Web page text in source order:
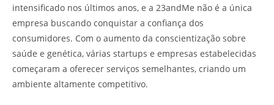
intensificado nos últimos anos, e a 23andMe não é a única
empresa buscando conquistar a confiança dos
consumidores. Com o aumento da conscientização sobre
saúde e genética, várias startups e empresas estabelecidas
começaram a oferecer serviços semelhantes, criando um
ambiente altamente competitivo.